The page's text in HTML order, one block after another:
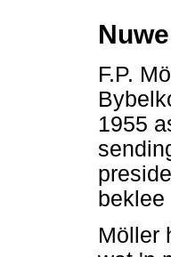
F.P.
1955
beklee
Möller